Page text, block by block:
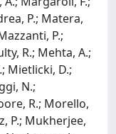
P.; Matera,
P.;
R.; Mehta, A.;
Mietlicki, D.;
N.;
R.; Morello,
P.; Mukherjee,